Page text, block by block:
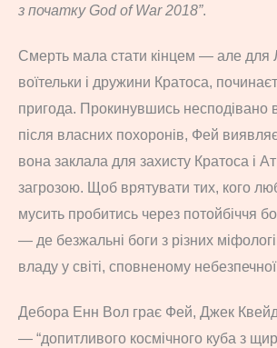
з початку God of War 2018”.
Смерть мала стати кінцем — але
воїтельки і дружини Кратоса,
пригода. Прокинувшись несподівано
після власних похоронів, Фей
вона заклала для захисту Кратоса і
загрозою. Щоб врятувати тих, кого
мусить пробитись через потойбіччя
— де безжальні боги з різних
владу у світі, сповненому небезпечної
Дебора Енн Вол грає Фей, Джек
— “допитливого космічного куба з